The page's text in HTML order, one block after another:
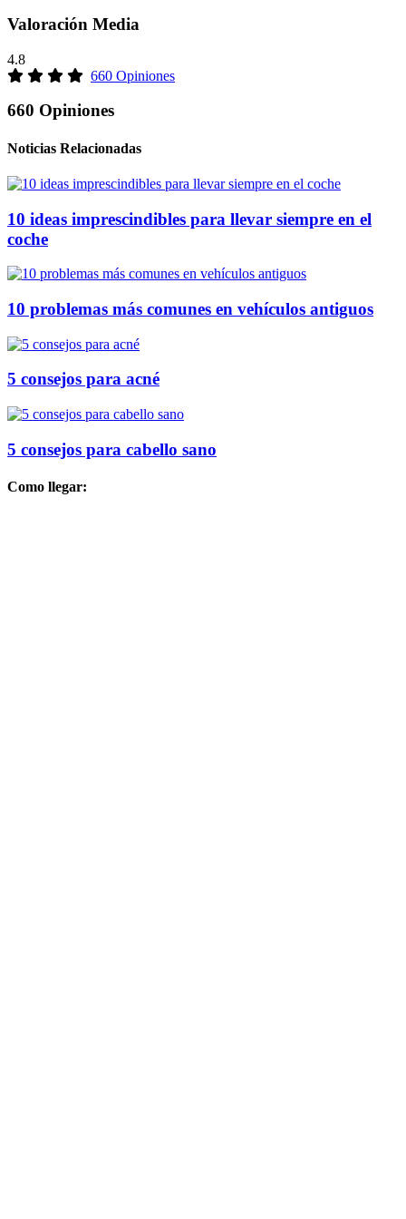
Valoración Media
4.8
660 Opiniones
660 Opiniones
Noticias Relacionadas
10 ideas imprescindibles para llevar siempre en el
coche
10 problemas más comunes en vehículos antiguos
5 consejos para acné
5 consejos para cabello sano
Como llegar: